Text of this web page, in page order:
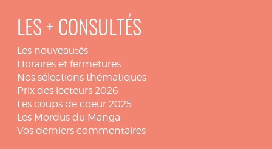
LES + CONSULTÉS
Les nouveautés
Horaires et fermetures
Nos sélections thématiques
Prix des lecteurs 2026
Les coups de coeur 2025
Les Mordus du Manga
Vos derniers commentaires